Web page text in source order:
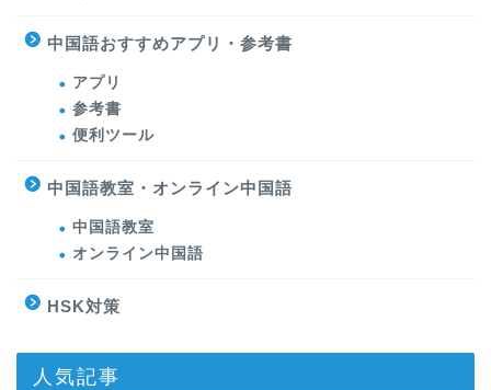
中国語おすすめアプリ・参考書
アプリ
参考書
便利ツール
中国語教室・オンライン中国語
中国語教室
オンライン中国語
HSK対策
人気記事